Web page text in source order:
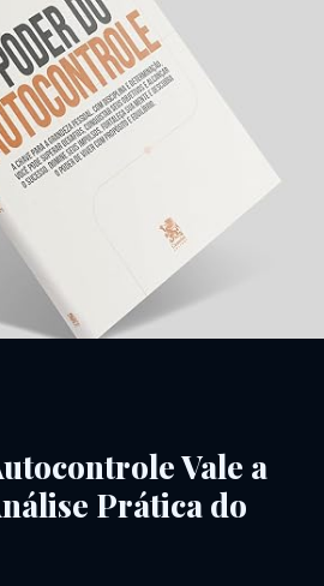
Vale a
Prática do